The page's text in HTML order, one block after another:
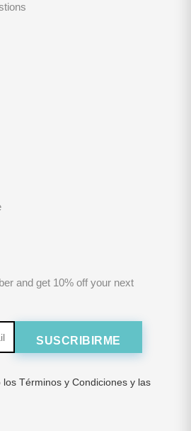
and get 10% off your next
Términos y Condiciones y las